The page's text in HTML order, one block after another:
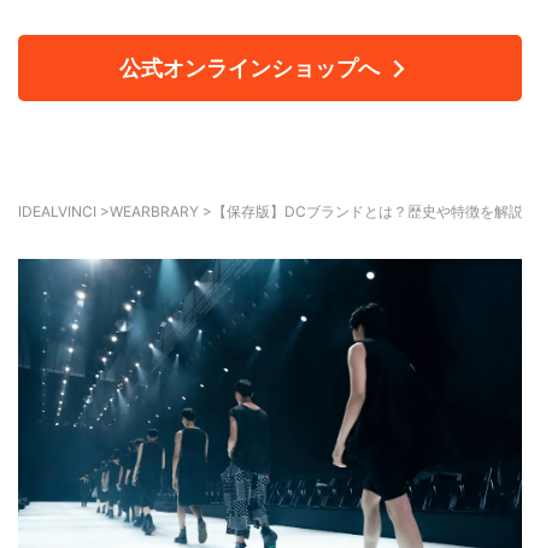
公式オンラインショップへ
IDEALVINCI >WEARBRARY > 【保存版】DCブランドとは？歴史や特徴を解説